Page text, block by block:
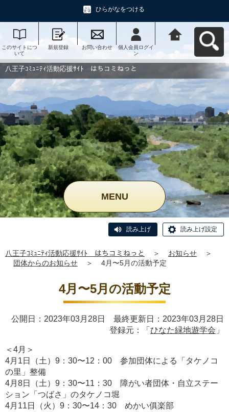
ひらがなをつける
このサイトにつ
いて
新規登録 お問い合わせ
個人会員ログイ
ン
動応援ｻｲﾄ はち
コミねっとへ戻
八王子ｺﾐｭﾆﾃｨ活動応援ｻｲﾄ はちコミねっと
MENU
読み上げ 読み上げ設定
八王子ｺﾐｭﾆﾃｨ活動応援ｻｲﾄ はちコミねっと ＞ お知らせ
＞
団体からのお知らせ
＞ 4月〜5月の活動予定
4月〜5月の活動予定
公開日：2023年03月28日 最終更新日：2023年03月28日
登録元：「 ひなた緑地遊学会 」
＜4月＞
4月1日（土）9：30〜12：00 参加団体による「タケノコ
の里」整備
4月8日（土）9：30〜11：30 障がい者団体・自立ステー
ション「つばさ」のタケノコ堀
4月11日（火）9：30〜14：30 めかい俱楽部